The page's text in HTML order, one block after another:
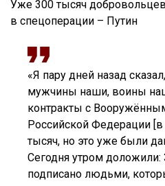
Уже 300 тысяч добровольцев
в спецоперации – Путин
«Я пару дней назад
мужчины наши, воины
контракты с
Российской Федерации
тысяч, но это уже были
Сегодня утром доложили:
подписано людьми,